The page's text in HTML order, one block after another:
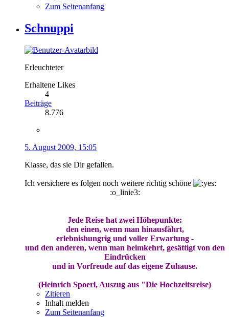
Zum Seitenanfang
Schnuppi
Erleuchteter
Erhaltene Likes
4
Beiträge
8.776
5. August 2009, 15:05
Klasse, das sie Dir gefallen.
Ich versichere es folgen noch weitere richtig schöne
:o_linie3:
Jede Reise hat zwei Höhepunkte:
den einen, wenn man hinausfährt,
erlebnishungrig und voller Erwartung -
und den anderen, wenn man heimkehrt, gesättigt von den
Eindrücken
und in Vorfreude auf das eigene Zuhause.
(Heinrich Spoerl, Auszug aus "Die Hochzeitsreise)
Zitieren
Inhalt melden
Zum Seitenanfang